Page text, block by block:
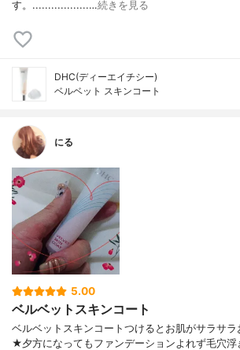
す。..................…続きを見る
DHC(ディーエイチシー)
ベルベット スキンコート
にる
5.00
ベルベットスキンコート
ベルベットスキンコートつけるとお肌がサラサラ
★夕方になってもファンデーションよれず毛穴浮